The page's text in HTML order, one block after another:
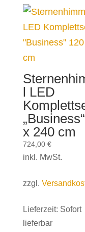
l LED
x 240 cm
724,00 €
inkl. MwSt.
zzgl.
Lieferzeit: Sofort
lieferbar